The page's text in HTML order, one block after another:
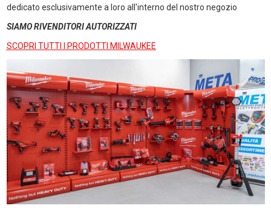
dedicato esclusivamente a loro all'interno del nostro negozio
SIAMO RIVENDITORI AUTORIZZATI
SCOPRI TUTTI I PRODOTTI MILWAUKEE